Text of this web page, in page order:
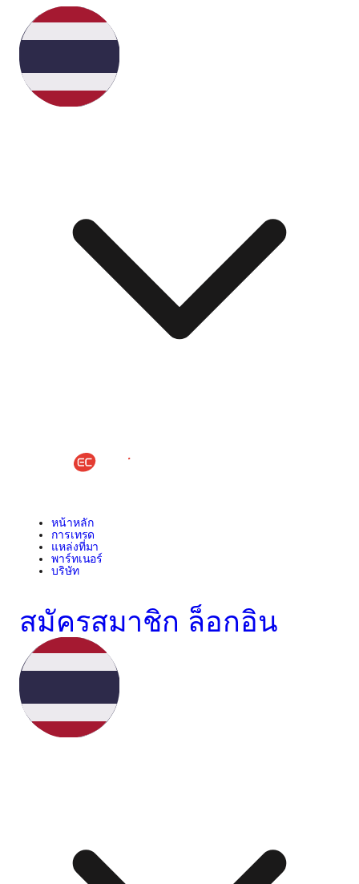
หน้าหลัก
การเทรด
แหล่งที่มา
พาร์ทเนอร์
บริษัท
สมัครสมาชิก ล็อกอิน